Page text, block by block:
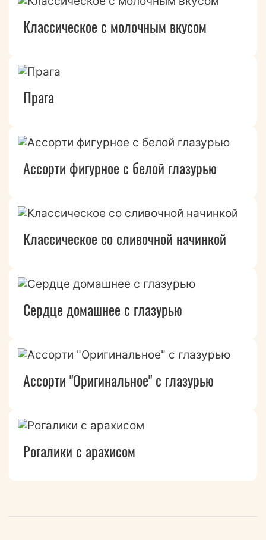
Классическое с молочным вкусом
Прага
Ассорти фигурное с белой глазурью
Классическое со сливочной начинкой
Сердце домашнее с глазурью
Ассорти "Оригинальное" с глазурью
Рогалики с арахисом